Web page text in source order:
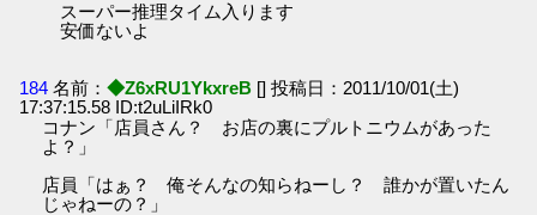
スーパー推理タイム入ります
安価ないよ
184 名前：◆Z6xRU1YkxreB [] 投稿日：2011/10/01(土)
17:37:15.58 ID:t2uLiIRk0
コナン「店員さん？ お店の裏にプルトニウムがあった
よ？」
店員「はぁ？ 俺そんなの知らねーし？ 誰かが置いたん
じゃねーの？」